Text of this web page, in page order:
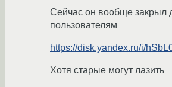
Сейчас он вообще закрыл
пользователям
https://disk.yandex.ru/i/
Хотя старые могут лазить